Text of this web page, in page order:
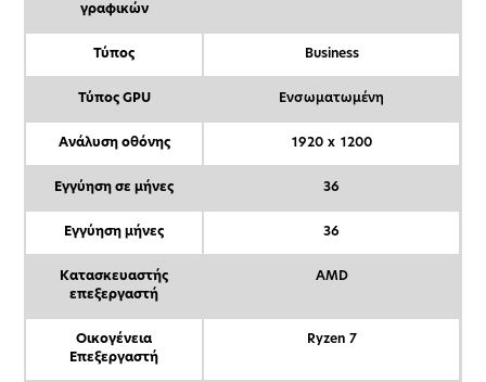
γραφικών
Τύπος Business
Τύπος GPU Ενσωματωμένη
Ανάλυση οθόνης 1920 x 1200
Εγγύηση σε μήνες 36
Εγγύηση μήνες 36
Κατασκευαστής
επεξεργαστή
AMD
Οικογένεια
Επεξεργαστή
Ryzen 7